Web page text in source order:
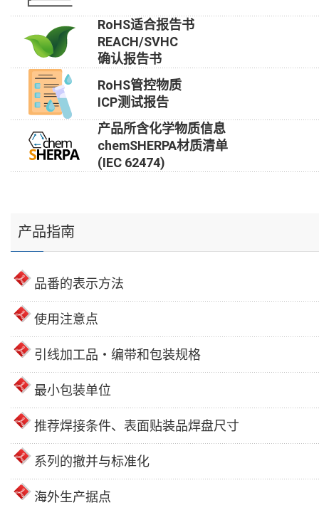
RoHS适合报告书
REACH/SVHC
确认报告书
RoHS管控物质
ICP测试报告
产品所含化学物质信息
chemSHERPA材质清单
(IEC 62474)
产品指南
品番的表示方法
使用注意点
引线加工品・编带和包装规格
最小包装单位
推荐焊接条件、表面贴装品焊盘尺寸
系列的撤并与标准化
海外生产据点